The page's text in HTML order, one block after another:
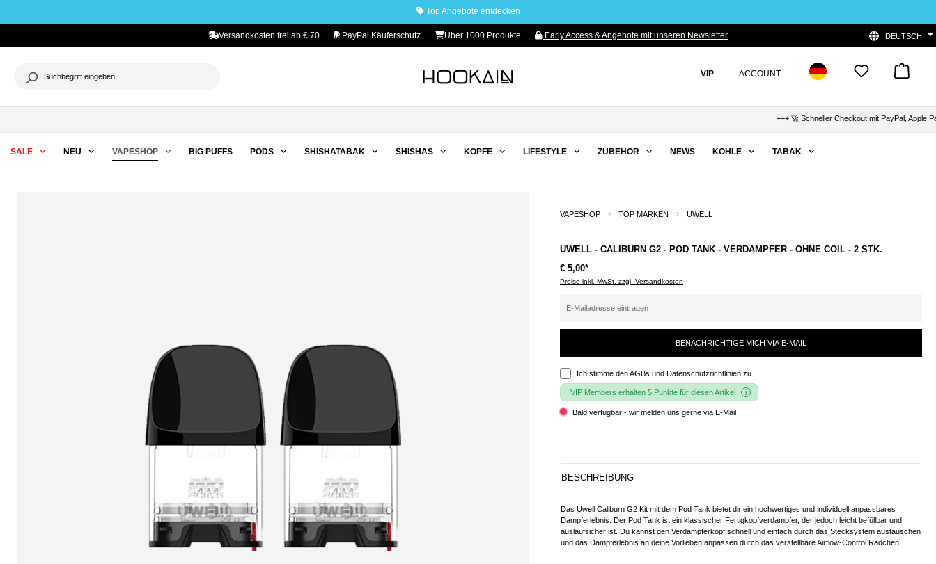
Top Angebote entdecken
Versandkosten frei ab € 70 PayPal Käuferschutz Über 1000 Produkte Early Access & Angebote mit unseren Newsletter DEUTSCH
VIP ACCOUNT
+++ 🚀 Schneller Checkout mit PayPal, Apple
SALE NEU VAPESHOP BIG PUFFS PODS SHISHATABAK SHISHAS KÖPFE LIFESTYLE ZUBEHÖR NEWS KOHLE TABAK
VAPESHOP TOP MARKEN UWELL
UWELL - CALIBURN G2 - POD TANK - VERDAMPFER - OHNE COIL - 2 STK.
€ 5,00*
Preise inkl. MwSt. zzgl. Versandkosten
BENACHRICHTIGE MICH VIA E-MAIL
Ich stimme denAGBs und Datenschutzrichtlinien zu
VIP Members erhalten 5 Punkte für diesen Artikel
Bald verfügbar - wir melden uns gerne via E-Mail
BESCHREIBUNG
Das Uwell Caliburn G2 Kit mit dem Pod Tank bietet dir ein hochwertiges und individuell anpassbares
Dampferlebnis. Der Pod Tank ist ein klassischer Fertigkopfverdampfer, der jedoch leicht befüllbar und
auslaufsicher ist. Du kannst den Verdampferkopf schnell und einfach durch das Stecksystem austauschen
und das Dampferlebnis an deine Vorlieben anpassen durch das verstellbare Airflow-Control Rädchen.